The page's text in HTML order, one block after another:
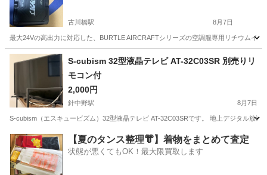
古川橋駅 8月7日
最大24Vの高出力に対応した、BURTLE AIRCRAFTシリーズの空調服専用リチウムイ
大阪 守口市 その他
S-cubism 32型液晶テレビ AT-32C03SR 別売りリ
モコン付
2,000円
針中野駅 8月7日
S-cubism（エスキュービズム）32型液晶テレビ AT-32C03SRです。 地上デジタル放
大阪 大阪市 針中野駅 テレビ
【夏のタンス整理👘】着物をまとめて査定
状態が悪くてもOK！最大限買取します